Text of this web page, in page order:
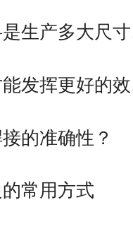
是生产多大尺
能发挥更好的
的准确性？
常用方式